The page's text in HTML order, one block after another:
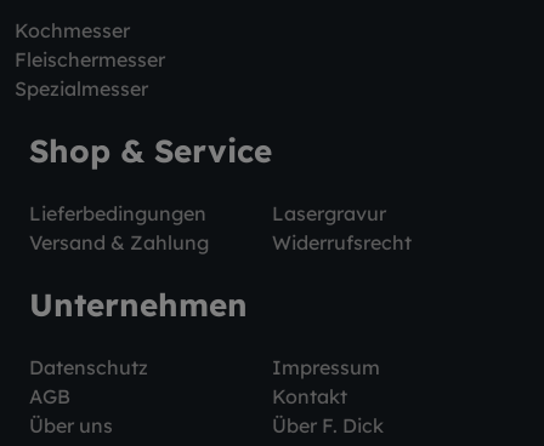
Kochmesser
Fleischermesser
Spezialmesser
Shop & Service
Lieferbedingungen
Lasergravur
Versand & Zahlung
Widerrufsrecht
Unternehmen
Datenschutz
Impressum
AGB
Kontakt
Über uns
Über F. Dick